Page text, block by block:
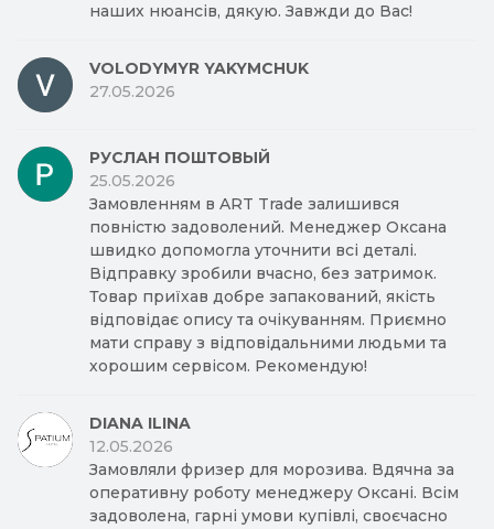
наших нюансів, дякую. Завжди до Вас!
VOLODYMYR YAKYMCHUK
27.05.2026
РУСЛАН ПОШТОВЫЙ
25.05.2026
Замовленням в ART Trade залишився
повністю задоволений. Менеджер Оксана
швидко допомогла уточнити всі деталі.
Відправку зробили вчасно, без затримок.
Товар приїхав добре запакований, якість
відповідає опису та очікуванням. Приємно
мати справу з відповідальними людьми та
хорошим сервісом. Рекомендую!
DIANA ILINA
12.05.2026
Замовляли фризер для морозива. Вдячна за
оперативну роботу менеджеру Оксані. Всім
задоволена, гарні умови купівлі, своєчасно